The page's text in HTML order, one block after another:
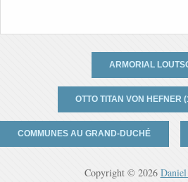
ARMORIAL
OTTO TITAN VON HEFNER
COMMUNES AU GRAND-DUCHÉ
Copyright © 2026